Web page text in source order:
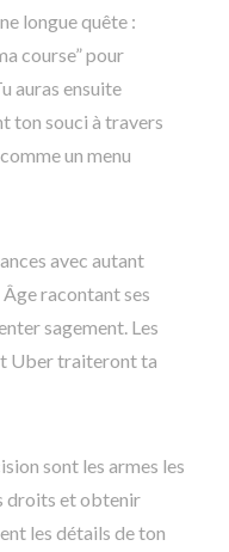
longue quête :
course” pour
auras ensuite
ton souci à travers
un menu
avec autant
Âge racontant ses
sagement. Les
Uber traiteront ta
sont les armes les
droits et obtenir
les détails de ton